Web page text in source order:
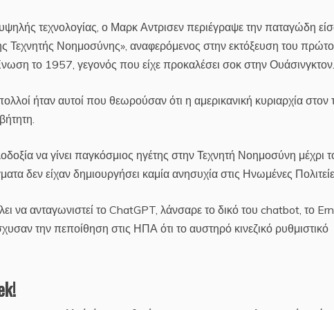
τεχνολογίας, ο Μαρκ Αντρισεν περιέγραψε την παταγώδη
Τεχνητής Νοημοσύνης», αναφερόμενος στην εκτόξευση του
το 1957, γεγονός που είχε προκαλέσει σοκ στην Ουάσινγκτον.
ήταν αυτοί που θεωρούσαν ότι η αμερικανική κυριαρχία στον
να γίνει παγκόσμιος ηγέτης στην Τεχνητή Νοημοσύνη μέχρι
δεν είχαν δημιουργήσει καμία ανησυχία στις Ηνωμένες
να ανταγωνιστεί το ChatGPT, λάνσαρε το δικό του chatbot, το
την πεποίθηση στις ΗΠΑ ότι το αυστηρό κινεζικό ρυθμιστικό